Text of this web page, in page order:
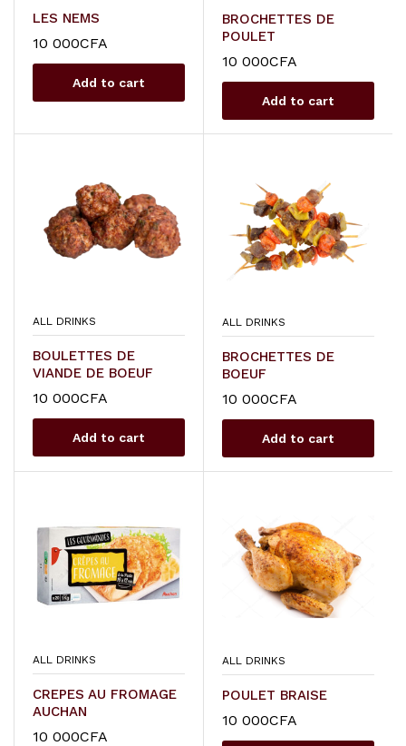
LES NEMS
10 000CFA
Add to cart
BROCHETTES DE
POULET
10 000CFA
Add to cart
ALL DRINKS
BOULETTES DE
VIANDE DE BOEUF
10 000CFA
Add to cart
ALL DRINKS
BROCHETTES DE
BOEUF
10 000CFA
Add to cart
ALL DRINKS
CREPES AU FROMAGE
AUCHAN
10 000CFA
ALL DRINKS
POULET BRAISE
10 000CFA